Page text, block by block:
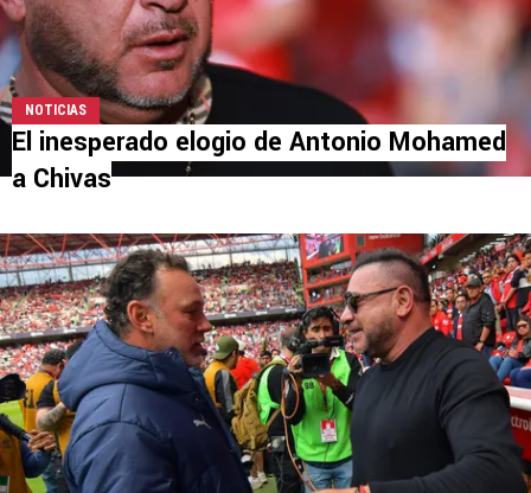
NOTICIAS
El inesperado elogio de Antonio Mohamed
a Chivas